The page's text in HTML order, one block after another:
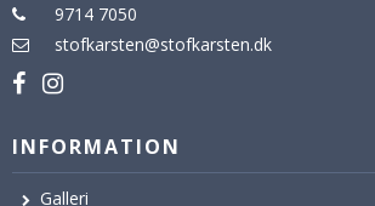
9714 7050
stofkarsten@stofkarsten.dk
INFORMATION
Galleri